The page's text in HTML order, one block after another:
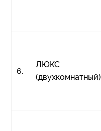
6.
ЛЮКС
(двухкомнатный)